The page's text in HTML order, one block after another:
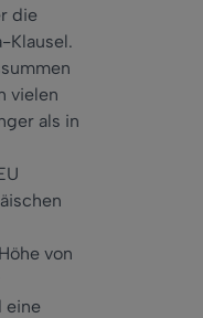
die
Klausel.
vielen
als in
von
eine